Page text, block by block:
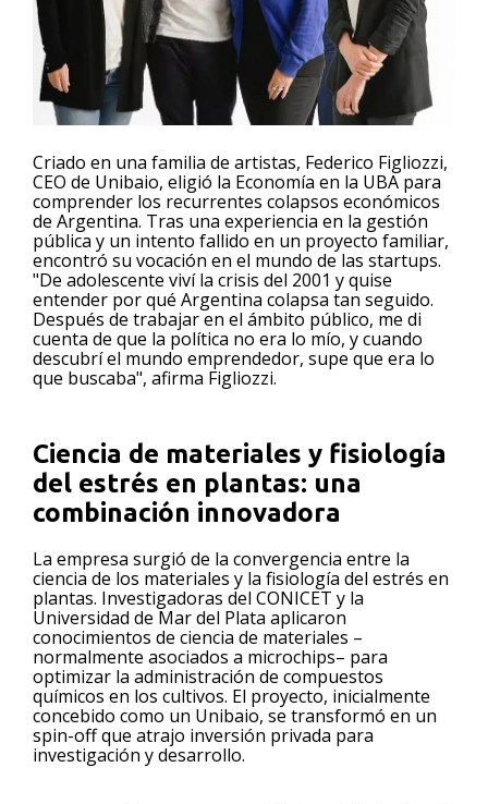
Criado en una familia de artistas, Federico Figliozzi,
CEO de Unibaio, eligió la Economía en la UBA para
comprender los recurrentes colapsos económicos
de Argentina. Tras una experiencia en la gestión
pública y un intento fallido en un proyecto familiar,
encontró su vocación en el mundo de las startups.
"De adolescente viví la crisis del 2001 y quise
entender por qué Argentina colapsa tan seguido.
Después de trabajar en el ámbito público, me di
cuenta de que la política no era lo mío, y cuando
descubrí el mundo emprendedor, supe que era lo
que buscaba", afirma Figliozzi.
Ciencia de materiales y fisiología
del estrés en plantas: una
combinación innovadora
La empresa surgió de la convergencia entre la
ciencia de los materiales y la fisiología del estrés en
plantas. Investigadoras del CONICET y la
Universidad de Mar del Plata aplicaron
conocimientos de ciencia de materiales –
normalmente asociados a microchips– para
optimizar la administración de compuestos
químicos en los cultivos. El proyecto, inicialmente
concebido como un Unibaio, se transformó en un
spin-off que atrajo inversión privada para
investigación y desarrollo.